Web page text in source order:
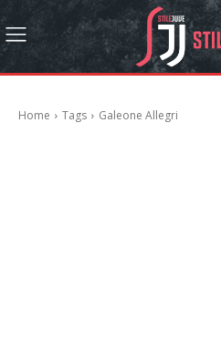
Home Tags Galeone Allegri